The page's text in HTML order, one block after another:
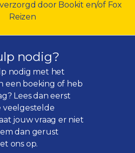
door Bookit en/of Fox
Reizen
nodig?
nodig met het
een boeking of heb
Lees dan eerst
veelgestelde
jouw vraag er niet
dan gerust
ons op.